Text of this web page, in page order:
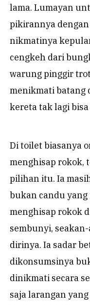
lama. Lumayan
pikirannya
nikmatinya
cengkeh dari
warung pinggir
menikmati batang
kereta tak lagi
Di toilet biasanya
menghisap rokok,
pilihan itu. Ia
bukan candu yang
menghisap rokok
sembunyi,
dirinya. Ia sadar
dikonsumsinya
dinikmati secara
saja larangan